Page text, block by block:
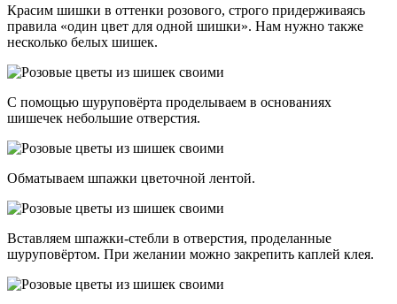
Красим шишки в оттенки розового, строго придерживаясь
правила «один цвет для одной шишки». Нам нужно также
несколько белых шишек.
С помощью шуруповёрта проделываем в основаниях
шишечек небольшие отверстия.
Обматываем шпажки цветочной лентой.
Вставляем шпажки-стебли в отверстия, проделанные
шуруповёртом. При желании можно закрепить каплей клея.